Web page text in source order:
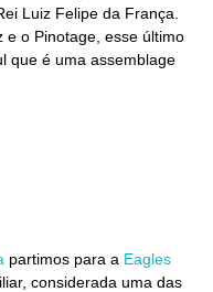
Luiz Felipe da França.
e o Pinotage, esse último
que é uma assemblage
partimos para a Eagles
considerada uma das